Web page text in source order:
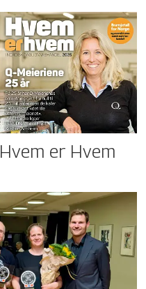
Hvem er Hvem